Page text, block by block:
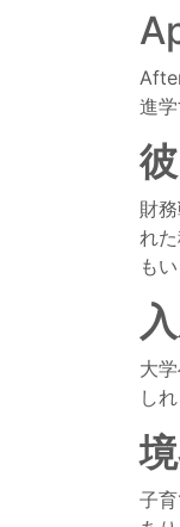
進
財
れ
も
大
し
子